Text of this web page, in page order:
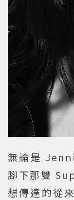
無論是
腳下那雙
想傳達的從